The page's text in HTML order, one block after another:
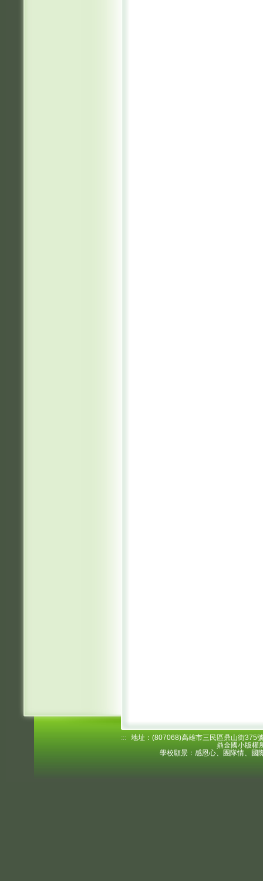
::: 地址：(807068)高雄市三民區鼎山街
鼎金國小版權
學校願景：感恩心、團隊情、國